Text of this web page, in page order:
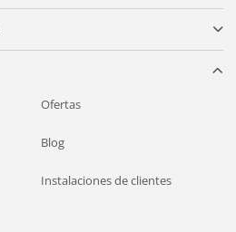
Ofertas
Blog
Instalaciones de clientes